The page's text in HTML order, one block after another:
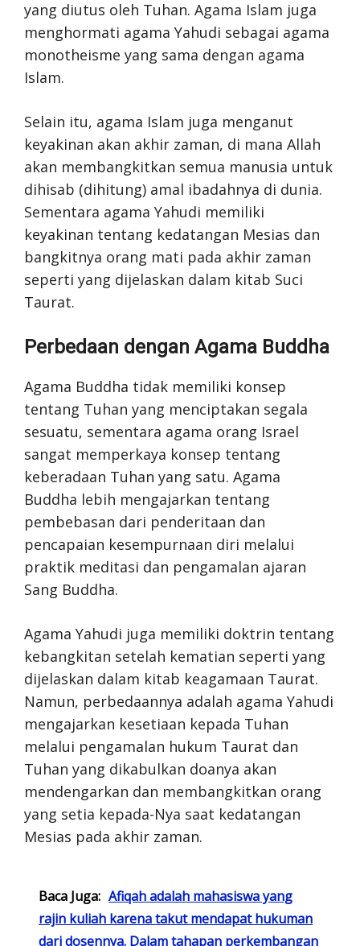
yang diutus oleh Tuhan. Agama Islam juga
menghormati agama Yahudi sebagai agama
monotheisme yang sama dengan agama
Islam.
Selain itu, agama Islam juga menganut
keyakinan akan akhir zaman, di mana Allah
akan membangkitkan semua manusia untuk
dihisab (dihitung) amal ibadahnya di dunia.
Sementara agama Yahudi memiliki
keyakinan tentang kedatangan Mesias dan
bangkitnya orang mati pada akhir zaman
seperti yang dijelaskan dalam kitab Suci
Taurat.
Perbedaan dengan Agama Buddha
Agama Buddha tidak memiliki konsep
tentang Tuhan yang menciptakan segala
sesuatu, sementara agama orang Israel
sangat memperkaya konsep tentang
keberadaan Tuhan yang satu. Agama
Buddha lebih mengajarkan tentang
pembebasan dari penderitaan dan
pencapaian kesempurnaan diri melalui
praktik meditasi dan pengamalan ajaran
Sang Buddha.
Agama Yahudi juga memiliki doktrin tentang
kebangkitan setelah kematian seperti yang
dijelaskan dalam kitab keagamaan Taurat.
Namun, perbedaannya adalah agama Yahudi
mengajarkan kesetiaan kepada Tuhan
melalui pengamalan hukum Taurat dan
Tuhan yang dikabulkan doanya akan
mendengarkan dan membangkitkan orang
yang setia kepada-Nya saat kedatangan
Mesias pada akhir zaman.
Baca Juga: Afiqah adalah mahasiswa yang
rajin kuliah karena takut mendapat hukuman
dari dosennya. Dalam tahapan perkembangan